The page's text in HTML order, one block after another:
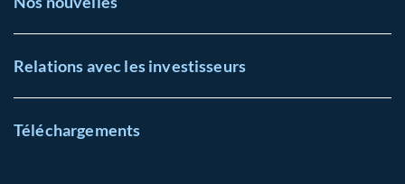
Relations avec les investisseurs
Téléchargements